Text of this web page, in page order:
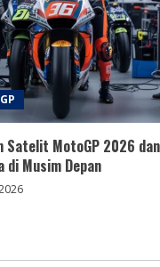
Satelit MotoGP 2026
Musim Depan